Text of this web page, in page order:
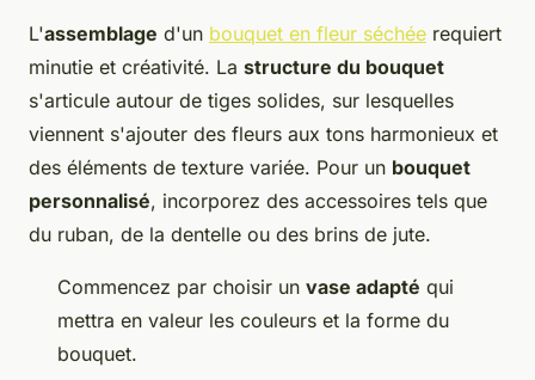
L'assemblage d'un bouquet en fleur séchée requiert
minutie et créativité. La structure du bouquet
s'articule autour de tiges solides, sur lesquelles
viennent s'ajouter des fleurs aux tons harmonieux et
des éléments de texture variée. Pour un bouquet
personnalisé, incorporez des accessoires tels que
du ruban, de la dentelle ou des brins de jute.
Commencez par choisir un vase adapté qui
mettra en valeur les couleurs et la forme du
bouquet.